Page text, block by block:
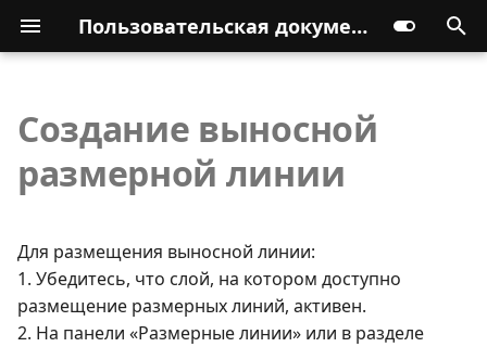
Пользовательская документация
Создание выносной
размерной линии
Для размещения выносной линии:
1. Убедитесь, что слой, на котором доступно
размещение размерных линий, активен.
2. На панели «Размерные линии» или в разделе